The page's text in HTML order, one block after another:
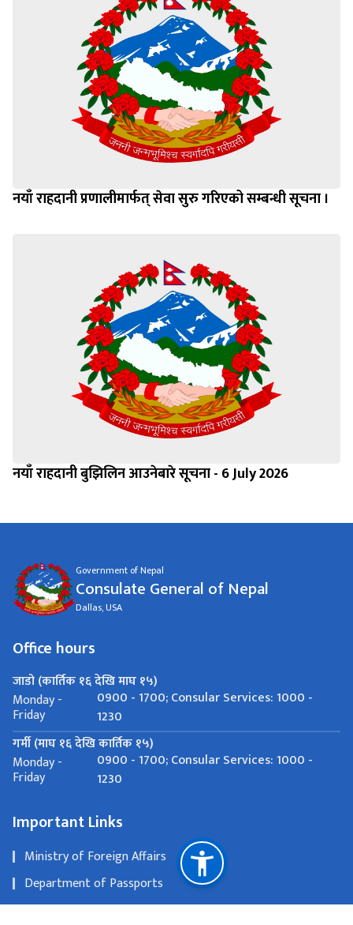
नयाँ राहदानी प्रणालीमार्फत् सेवा सुरु गरिएको सम्बन्धी सूचना ।
नयाँ राहदानी बुझिलिन आउनेबारे सूचना - 6 July 2026
Government of Nepal
Consulate General of Nepal
Dallas, USA
Office hours
जाडो (कार्तिक १६ देखि माघ १५)
Monday -
Friday
0900 - 1700; Consular Services: 1000 -
1230
गर्मी (माघ १६ देखि कार्तिक १५)
Monday -
Friday
0900 - 1700; Consular Services: 1000 -
1230
Important Links
Ministry of Foreign Affairs
Department of Passports
Department of Consular Services